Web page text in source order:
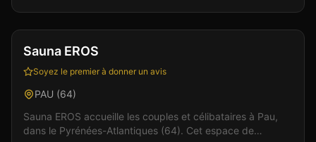
Club Sauna +2
Sauna EROS
Soyez le premier à donner un avis
PAU (64)
Sauna EROS accueille les couples et célibataires à Pau,
dans le Pyrénées-Atlantiques (64). Cet espace de